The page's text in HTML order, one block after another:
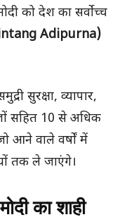
को देश का सर्वोच्च
Adipurna)
सुरक्षा, व्यापार,
सहित 10 से अधिक
आने वाले वर्षों में
तक ले जाएंगे।
का शाही